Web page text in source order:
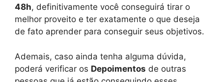
48h, definitivamente você conseguirá tirar o
melhor proveito e ter exatamente o que deseja
de fato aprender para conseguir seus objetivos.
Ademais, caso ainda tenha alguma dúvida,
poderá verificar os Depoimentos de outras